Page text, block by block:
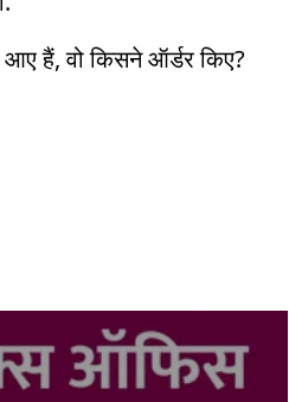
हैं, वो किसने ऑर्डर किए?